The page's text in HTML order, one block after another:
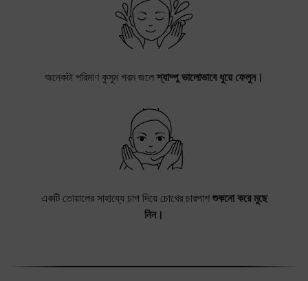
অনেকটা পরিমাণ কুসুম গরম জলে শ্যাম্পু ভালোভাবে ধুয়ে ফেলুন।
একটি তোয়ালের সাহায্যে চাপ দিয়ে চোখের চারপাশ শুকনো করে মুছে
নিন।